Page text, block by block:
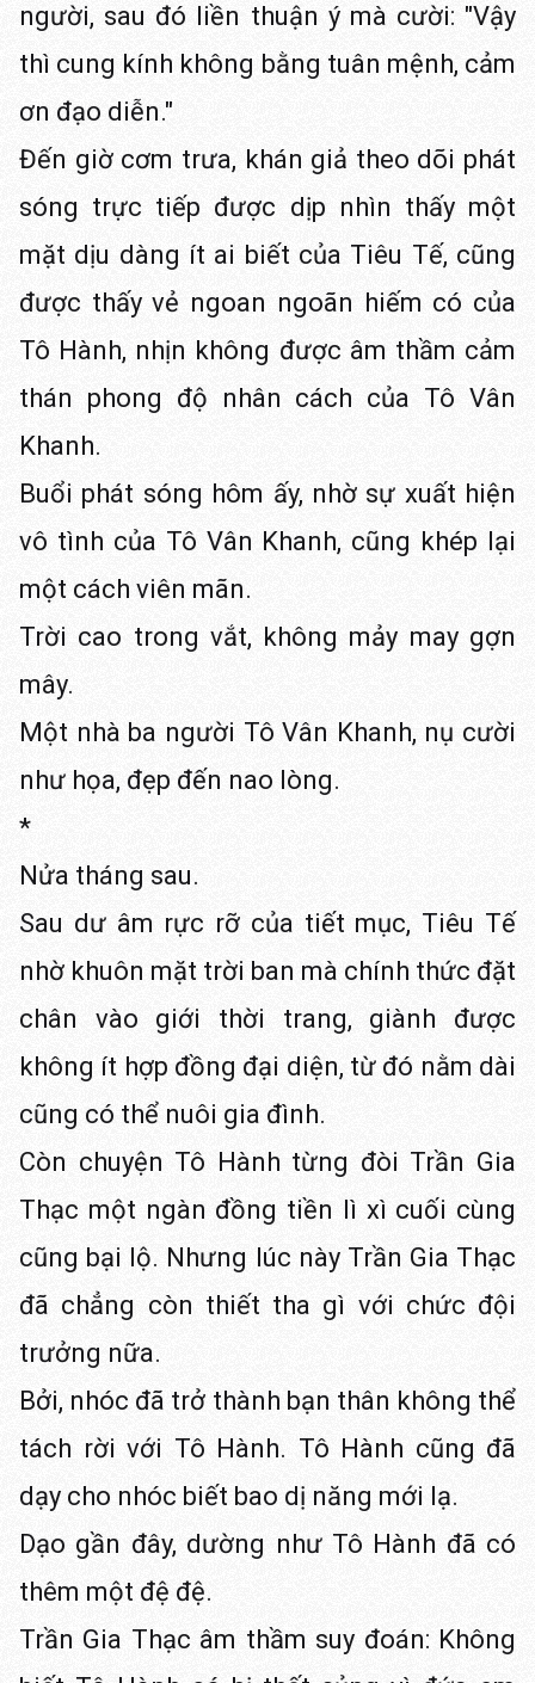
người, sau đó liền thuận ý mà cười: "Vậy
thì cung kính không bằng tuân mệnh, cảm
ơn đạo diễn."
Đến giờ cơm trưa, khán giả theo dõi phát
sóng trực tiếp được dịp nhìn thấy một
mặt dịu dàng ít ai biết của Tiêu Tế, cũng
được thấy vẻ ngoan ngoãn hiếm có của
Tô Hành, nhịn không được âm thầm cảm
thán phong độ nhân cách của Tô Vân
Khanh.
Buổi phát sóng hôm ấy, nhờ sự xuất hiện
vô tình của Tô Vân Khanh, cũng khép lại
một cách viên mãn.
Trời cao trong vắt, không mảy may gợn
mây.
Một nhà ba người Tô Vân Khanh, nụ cười
như họa, đẹp đến nao lòng.
*
Nửa tháng sau.
Sau dư âm rực rỡ của tiết mục, Tiêu Tế
nhờ khuôn mặt trời ban mà chính thức đặt
chân vào giới thời trang, giành được
không ít hợp đồng đại diện, từ đó nằm dài
cũng có thể nuôi gia đình.
Còn chuyện Tô Hành từng đòi Trần Gia
Thạc một ngàn đồng tiền lì xì cuối cùng
cũng bại lộ. Nhưng lúc này Trần Gia Thạc
đã chẳng còn thiết tha gì với chức đội
trưởng nữa.
Bởi, nhóc đã trở thành bạn thân không thể
tách rời với Tô Hành. Tô Hành cũng đã
dạy cho nhóc biết bao dị năng mới lạ.
Dạo gần đây, dường như Tô Hành đã có
thêm một đệ đệ.
Trần Gia Thạc âm thầm suy đoán: Không